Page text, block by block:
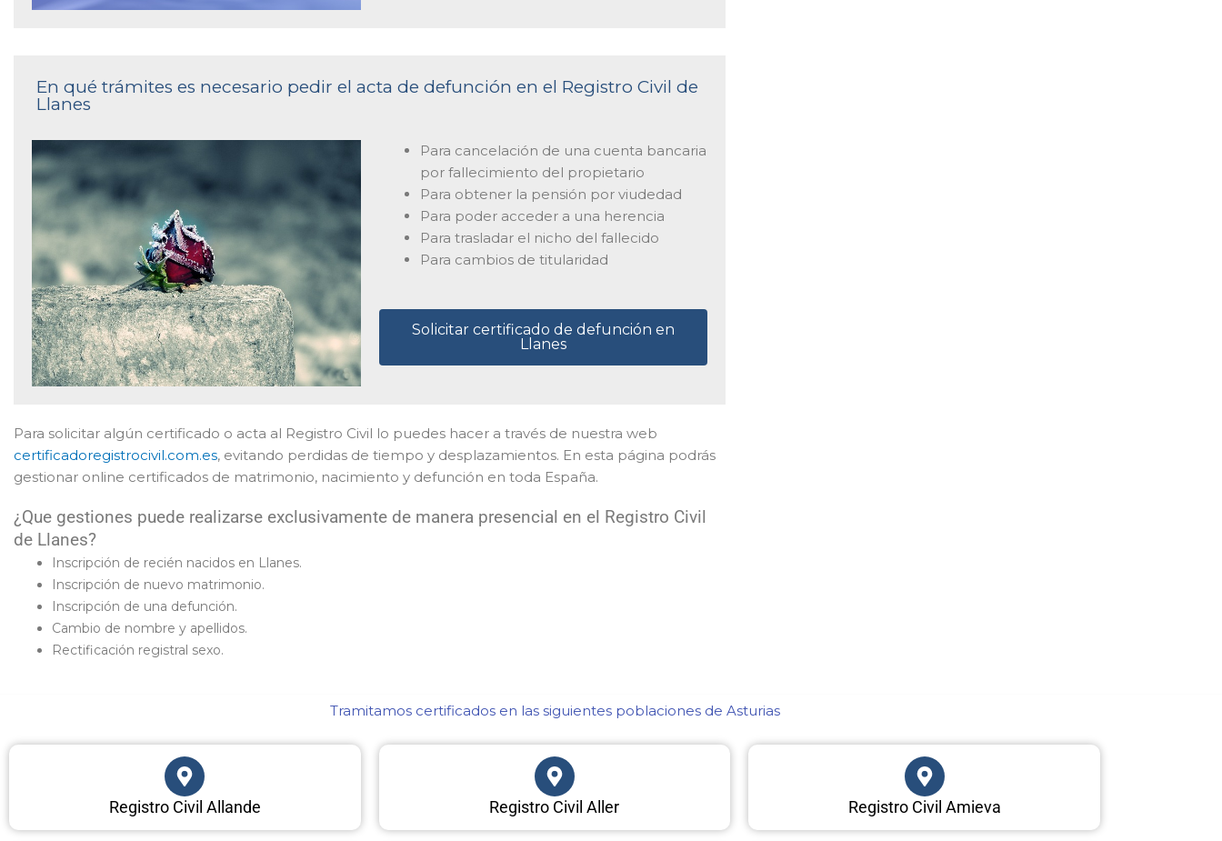
En qué trámites es necesario pedir el acta de defunción en el Registro Civil de
Llanes
Para cancelación de una cuenta bancaria
por fallecimiento del propietario
Para obtener la pensión por viudedad
Para poder acceder a una herencia
Para trasladar el nicho del fallecido
Para cambios de titularidad
Solicitar certificado de defunción en
Llanes
Para solicitar algún certificado o acta al Registro Civil lo puedes hacer a través de nuestra web
certificadoregistrocivil.com.es, evitando perdidas de tiempo y desplazamientos. En esta página podrás
gestionar online certificados de matrimonio, nacimiento y defunción en toda España.
¿Que gestiones puede realizarse exclusivamente de manera presencial en el Registro Civil
de Llanes?
Inscripción de recién nacidos en Llanes.
Inscripción de nuevo matrimonio.
Inscripción de una defunción.
Cambio de nombre y apellidos.
Rectificación registral sexo.
Tramitamos certificados en las siguientes poblaciones de Asturias​
Registro Civil Allande Registro Civil Aller Registro Civil Amieva